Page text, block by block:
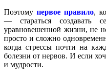
Поэтому первое правило,
— стараться создавать
уравновешенной жизни, не
просто и сложно
когда стрессы почти на
болезни от нервов. И если
и мудрости.